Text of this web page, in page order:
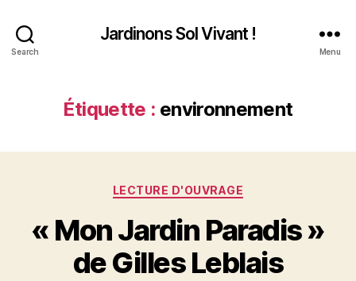
Search
Jardinons Sol Vivant !
Menu
Étiquette : environnement
Catégories
LECTURE D'OUVRAGE
« Mon Jardin Paradis »
de Gilles Leblais